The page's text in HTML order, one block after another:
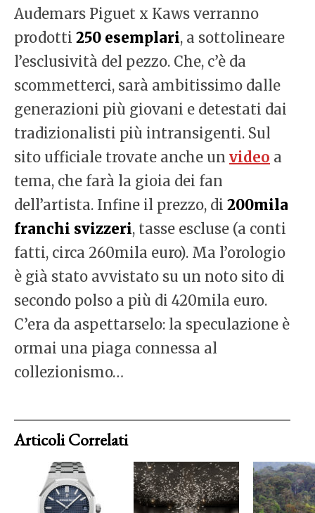
Audemars Piguet x Kaws verranno
prodotti 250 esemplari, a sottolineare
l’esclusività del pezzo. Che, c’è da
scommetterci, sarà ambitissimo dalle
generazioni più giovani e detestati dai
tradizionalisti più intransigenti. Sul
sito ufficiale trovate anche un video a
tema, che farà la gioia dei fan
dell’artista. Infine il prezzo, di 200mila
franchi svizzeri, tasse escluse (a conti
fatti, circa 260mila euro). Ma l’orologio
è già stato avvistato su un noto sito di
secondo polso a più di 420mila euro.
C’era da aspettarselo: la speculazione è
ormai una piaga connessa al
collezionismo…
Articoli Correlati